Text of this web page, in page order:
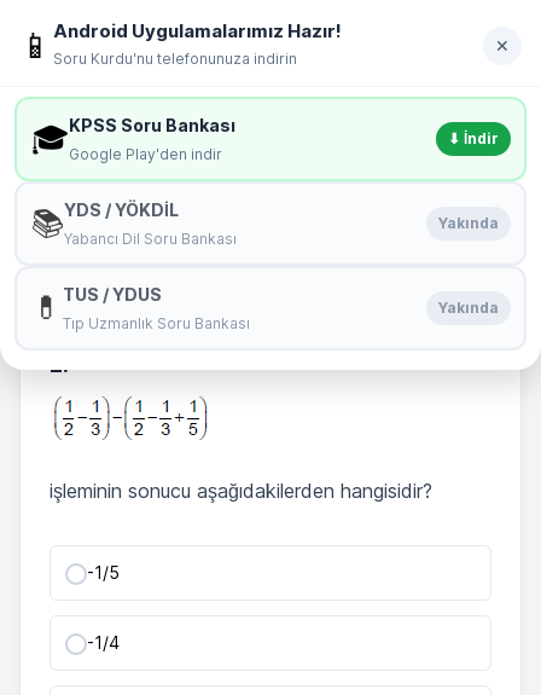
📱 Android Uygulamalarımız Hazır!
Soru Kurdu'nu telefonunuza indirin
✕
🎓KPSS Soru Bankası
Google Play'den indir
⬇ İndir
📚YDS / YÖKDİL
Yabancı Dil Soru Bankası
Yakında
💊 TUS / YDUS
Tıp Uzmanlık Soru Bankası
Yakında
sorukurdu
MENÜ
DGS Deneme Sınavı 1 Matematik 2. Soru
2.
işleminin sonucu aşağıdakilerden hangisidir?
-1/5
-1/4